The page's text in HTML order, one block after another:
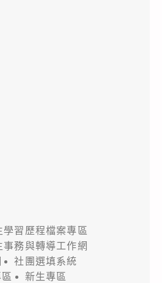
學習歷程檔案專區
事務與轉導工作網
社團選填系統
新生專區